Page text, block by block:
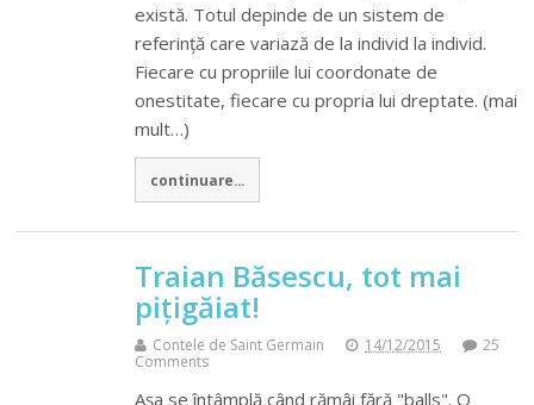
există. Totul depinde de un sistem de
referință care variază de la individ la individ.
Fiecare cu propriile lui coordonate de
onestitate, fiecare cu propria lui dreptate. (mai
mult…)
continuare...
Traian Băsescu, tot mai
pițigăiat!
Contele de Saint Germain 14/12/2015
25
Comments
Așa se întâmplă când rămâi fără "balls". O